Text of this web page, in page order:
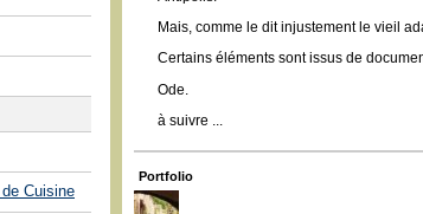
Cuisine
Mais, comme le dit injustement le vieil
Certains éléments sont issus de
Ode.
à suivre ...
Portfolio